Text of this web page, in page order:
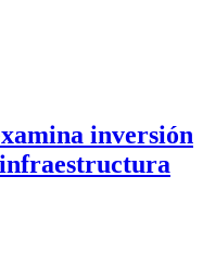
inversión
infraestructura